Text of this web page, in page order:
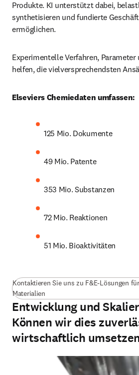
Produkte. KI unterstützt dabei,
synthetisieren und fundierte
ermöglichen.
Experimentelle Verfahren,
helfen, die vielversprechendsten
Elseviers Chemiedaten umfassen:
125 Mio. Dokumente
49 Mio. Patente
353 Mio. Substanzen
72 Mio. Reaktionen
51 Mio. Bioaktivitäten
Kontaktieren Sie uns zu F&E-Lösungen
Materialien
Entwicklung und
Können wir dies
wirtschaftlich